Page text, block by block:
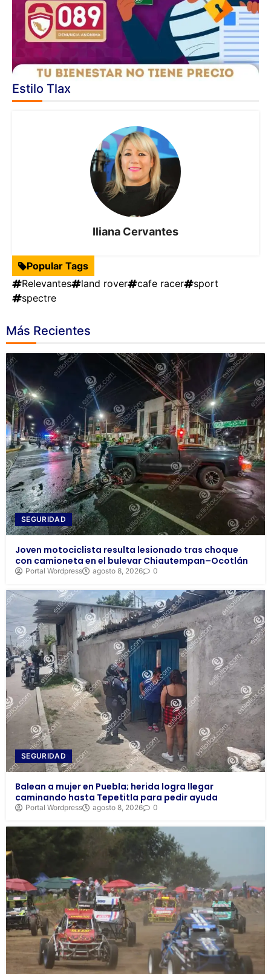
Estilo Tlax
Iliana Cervantes
Popular Tags
Relevantes
land rover cafe racer
sport
spectre
Más Recientes
SEGURIDAD
Joven motociclista resulta lesionado tras choque
con camioneta en el bulevar Chiautempan–Ocotlán
Portal Wordpress agosto 8, 2026 0
SEGURIDAD
Balean a mujer en Puebla; herida logra llegar
caminando hasta Tepetitla para pedir ayuda
Portal Wordpress agosto 8, 2026 0